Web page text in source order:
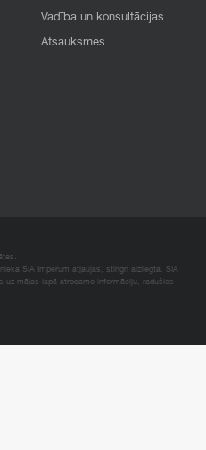
Vadība un konsultācijas
Atsauksmes
SIA Imperum atļaujas, stingri aizliegta. SIA
uz mājas lapā atrodamo informāciju, radušies